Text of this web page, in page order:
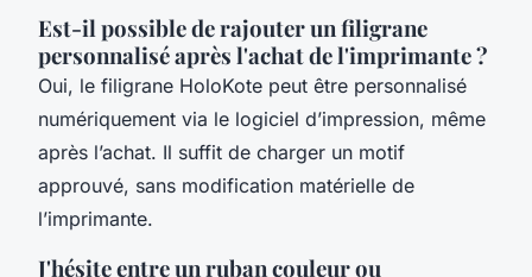
Est-il possible de rajouter un filigrane
personnalisé après l'achat de l'imprimante ?
Oui, le filigrane HoloKote peut être personnalisé
numériquement via le logiciel d’impression, même
après l’achat. Il suffit de charger un motif
approuvé, sans modification matérielle de
l’imprimante.
J'hésite entre un ruban couleur ou